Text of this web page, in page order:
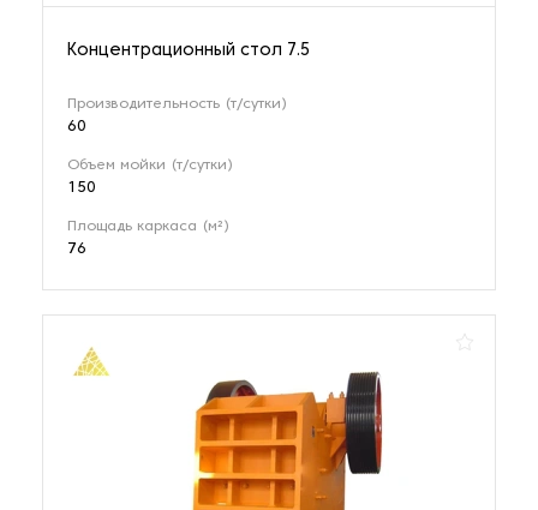
Концентрационный стол 7.5
Производительность (т/сутки)
60
Объем мойки (т/сутки)
150
Площадь каркаса (м²)
76